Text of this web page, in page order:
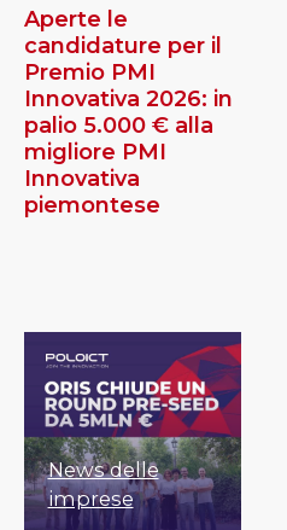
Aperte le
candidature per il
Premio PMI
Innovativa 2026: in
palio 5.000 € alla
migliore PMI
Innovativa
piemontese
News delle
imprese